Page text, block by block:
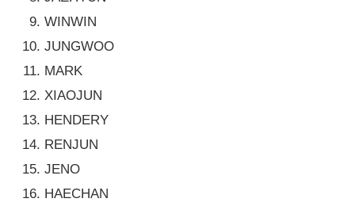
WINWIN
JUNGWOO
MARK
XIAOJUN
HENDERY
RENJUN
JENO
HAECHAN